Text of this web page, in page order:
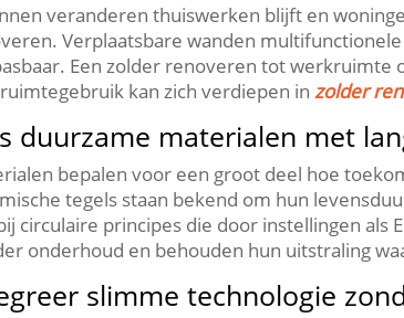
veranderen thuiswerken blijft en
Verplaatsbare wanden
Een zolder renoveren tot
kan zich verdiepen inzolder
duurzame materialen met
bepalen voor een groot deel hoe
tegels staan bekend om hun
circulaire principes die door instellingen
onderhoud en behouden hun uitstraling
slimme technologie